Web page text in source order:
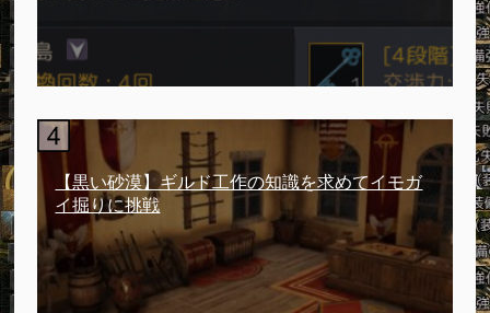
【黒い砂漠】ギルド工作の知識を求めてイモガ
イ掘りに挑戦